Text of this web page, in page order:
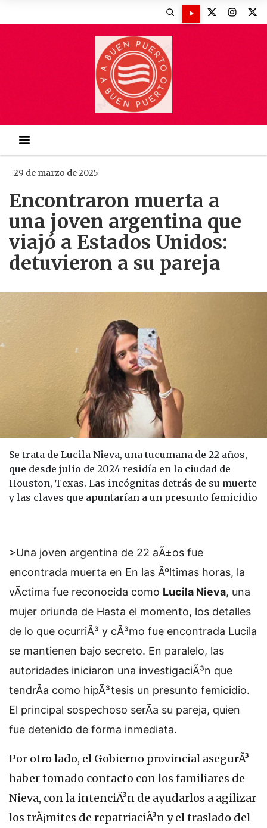
29 de marzo de 2025
Encontraron muerta a
una joven argentina que
viajó a Estados Unidos:
detuvieron a su pareja
Se trata de Lucila Nieva, una tucumana de 22 años,
que desde julio de 2024 residía en la ciudad de
Houston, Texas. Las incógnitas detrás de su muerte
y las claves que apuntarían a un presunto femicidio
>Una joven argentina de 22 aÃ±os fue
encontrada muerta en En las Ãºltimas horas, la
vÃ­ctima fue reconocida como Lucila Nieva, una
mujer oriunda de Hasta el momento, los detalles
de lo que ocurriÃ³ y cÃ³mo fue encontrada Lucila
se mantienen bajo secreto. En paralelo, las
autoridades iniciaron una investigaciÃ³n que
tendrÃ­a como hipÃ³tesis un presunto femicidio.
El principal sospechoso serÃ­a su pareja, quien
fue detenido de forma inmediata.
Por otro lado, el Gobierno provincial asegurÃ³
haber tomado contacto con los familiares de
Nieva, con la intenciÃ³n de ayudarlos a agilizar
los trÃ¡mites de repatriaciÃ³n y el traslado del